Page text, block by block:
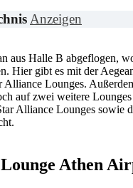
Anzeigen
aus Halle B abgeflogen,
Hier gibt es mit der
Alliance Lounges.
auf zwei weitere
Alliance Lounges sowie
Athen